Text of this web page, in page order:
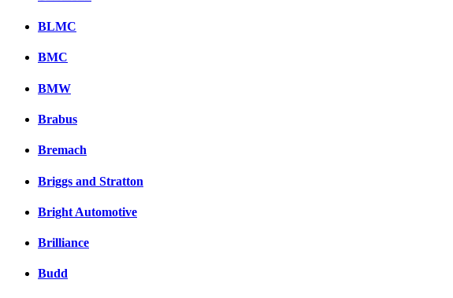
BLMC
BMC
BMW
Brabus
Bremach
Briggs and Stratton
Bright Automotive
Brilliance
Budd